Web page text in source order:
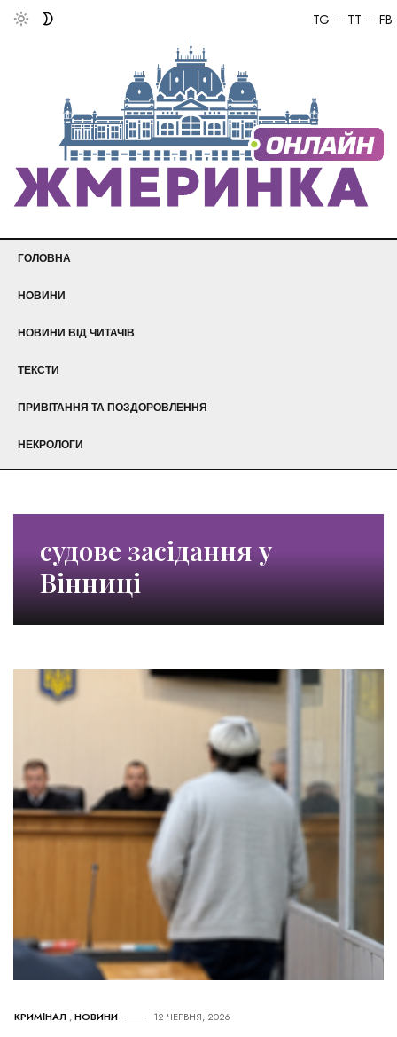
FB
TT
TG
ГОЛОВНА
НОВИНИ
НОВИНИ ВІД ЧИТАЧІВ
ТЕКСТИ
ПРИВІТАННЯ ТА ПОЗДОРОВЛЕННЯ
НЕКРОЛОГИ
судове засідання у
Вінниці
КРИМІНАЛ ,НОВИНИ 12 ЧЕРВНЯ, 2026